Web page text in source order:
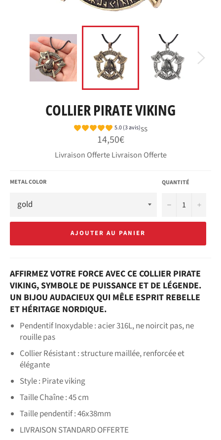
COLLIER PIRATE VIKING
5.0 (3 avis)ss
Prix
régulier
14,50€
Livraison Offerte Livraison Offerte
METAL COLOR QUANTITÉ
− +
AJOUTER AU PANIER
AFFIRMEZ VOTRE FORCE AVEC CE COLLIER PIRATE
VIKING, SYMBOLE DE PUISSANCE ET DE LÉGENDE.
UN BIJOU AUDACIEUX QUI MÊLE ESPRIT REBELLE
ET HÉRITAGE NORDIQUE.
Pendentif Inoxydable : acier 316L, ne noircit pas, ne
rouille pas
Collier Résistant : structure maillée, renforcée et
élégante
Style : Pirate viking
Taille Chaîne : 45 cm
Taille pendentif : 46x38mm
LIVRAISON STANDARD OFFERTE